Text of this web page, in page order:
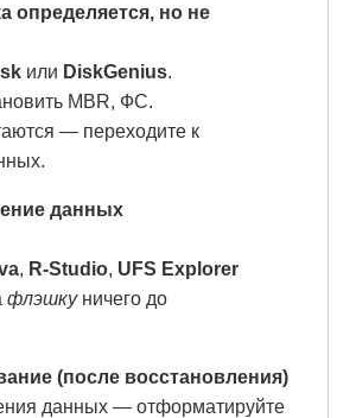
определяется, но не
или DiskGenius.
MBR, ФС.
— переходите к
данных
, R-Studio, UFS Explorer
флэшкуничего до
(после восстановления)
данных — отформатируйте